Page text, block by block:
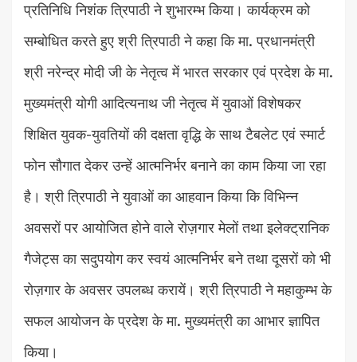
प्रतिनिधि निशंक त्रिपाठी ने शुभारम्भ किया। कार्यक्रम को
सम्बोधित करते हुए श्री त्रिपाठी ने कहा कि मा. प्रधानमंत्री
श्री नरेन्द्र मोदी जी के नेतृत्व में भारत सरकार एवं प्रदेश के मा.
मुख्यमंत्री योगी आदित्यनाथ जी नेतृत्व में युवाओं विशेषकर
शिक्षित युवक-युवतियों की दक्षता वृद्धि के साथ टैबलेट एवं स्मार्ट
फोन सौगात देकर उन्हें आत्मनिर्भर बनाने का काम किया जा रहा
है। श्री त्रिपाठी ने युवाओं का आहवान किया कि विभिन्न
अवसरों पर आयोजित होने वाले रोज़गार मेलों तथा इलेक्ट्रानिक
गैजेट्स का सदुपयोग कर स्वयं आत्मनिर्भर बने तथा दूसरों को भी
रोज़गार के अवसर उपलब्ध करायें। श्री त्रिपाठी ने महाकुम्भ के
सफल आयोजन के प्रदेश के मा. मुख्यमंत्री का आभार ज्ञापित
किया।